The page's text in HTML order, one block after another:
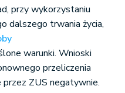
przy wykorzystaniu
dalszego trwania życia,
warunki. Wnioski
przeliczenia
ZUS negatywnie.